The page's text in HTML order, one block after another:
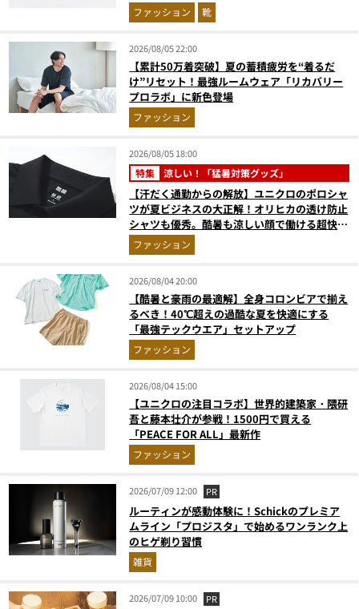
ファッション 靴
2026/08/05 22:00
【累計50万着突破】夏の蓄積疲労を“着るだ
け”リセット！最強ルームウェア「リカバリー
プロラボ」に新色登場
ファッション
2026/08/05 18:00
特集 涼しい！「猛暑対策グッズ」
【汗だく通勤からの解放】ユニクロのポロシャ
ツが夏ビジネスの大正解！オリヒカの透け防止
シャツも優秀。酷暑も涼しい顔で働ける超快適
ウエアの実力
ファッション
2026/08/04 20:00
【酷暑と豪雨の最適解】全身コロンビアで揃え
るべき！40℃超えの過酷な夏を快適にする
「最強テックウエア」セットアップ
ファッション
2026/08/04 15:00
【ユニクロの注目コラボ】世界的建築家・隈研
吾と藤本壮介が参戦！1500円で買える
「PEACE FOR ALL」最新作
ファッション
2026/07/09 12:00 PR
ルーティンが感動体験に！Schickのプレミア
ムライン「プロジスタ」で始めるワンランク上
のヒゲ剃り習慣
雑貨
2026/07/09 10:00 PR